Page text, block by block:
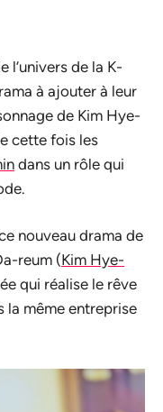
l’univers de la K-
à ajouter à leur
de Kim Hye-
cette fois les
dans un rôle qui
nouveau drama de
reum (Kim Hye-
qui réalise le rêve
la même entreprise